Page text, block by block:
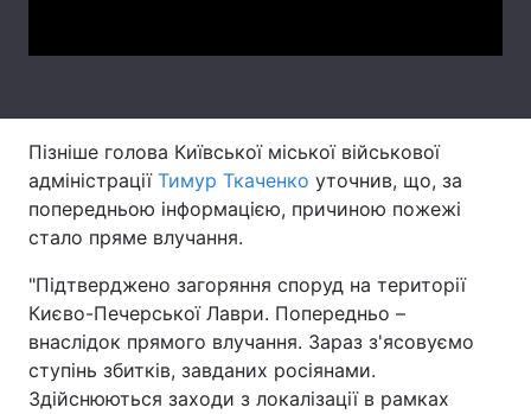
Тема оформлення
Пізніше голова Київської міської військової
адміністрації Тимур Ткаченко уточнив, що, за
попередньою інформацією, причиною пожежі
стало пряме влучання.
"Підтверджено загоряння споруд на території
Києво-Печерської Лаври. Попередньо –
внаслідок прямого влучання. Зараз з'ясовуємо
ступінь збитків, завданих росіянами.
Здійснюються заходи з локалізації в рамках